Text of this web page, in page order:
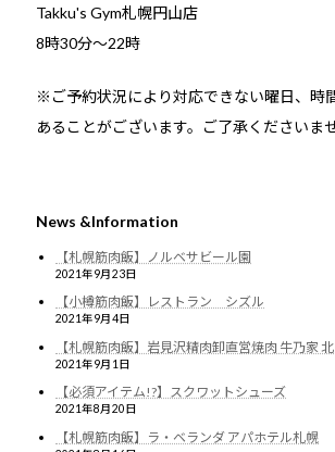
Takku's Gym札幌円山店
8時30分～22時
※ご予約状況により対応できない曜日、時
あることがございます。ご了承くださいませ
News &Information
【札幌筋肉飯】ノルベサビール園
2021年9月23日
【小樽筋肉飯】レストラン シズル
2021年9月4日
【札幌筋肉飯】岩見沢精肉卸直営焼肉 牛乃家
2021年9月1日
【必須アイテム!?】スクワットシューズ
2021年8月20日
【札幌筋肉飯】ラ・ベランダ アパホテル札幌